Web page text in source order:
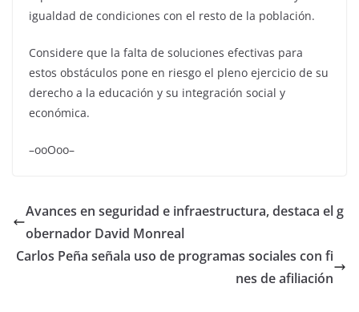
igualdad de condiciones con el resto de la población.
Considere que la falta de soluciones efectivas para
estos obstáculos pone en riesgo el pleno ejercicio de su
derecho a la educación y su integración social y
económica.
–ooOoo–
Avances en seguridad e infraestructura, destaca el g
obernador David Monreal
Carlos Peña señala uso de programas sociales con fi
nes de afiliación